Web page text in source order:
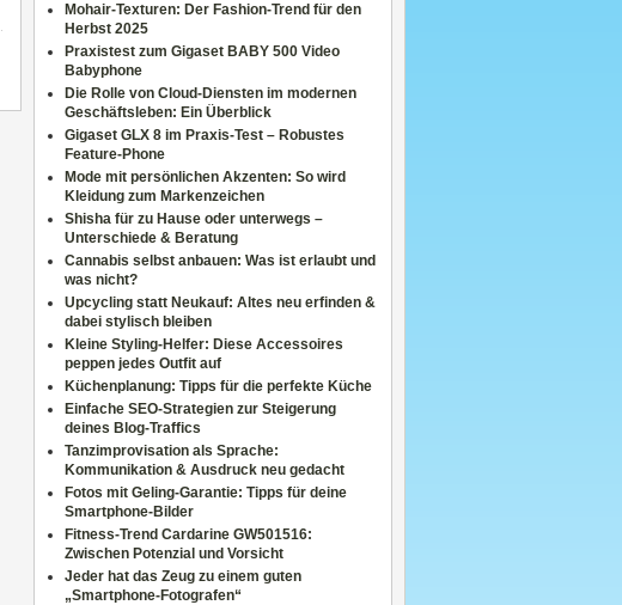
Mohair-Texturen: Der Fashion-Trend für den
Herbst 2025
Praxistest zum Gigaset BABY 500 Video
Babyphone
Die Rolle von Cloud-Diensten im modernen
Geschäftsleben: Ein Überblick
Gigaset GLX 8 im Praxis-Test – Robustes
Feature-Phone
Mode mit persönlichen Akzenten: So wird
Kleidung zum Markenzeichen
Shisha für zu Hause oder unterwegs –
Unterschiede & Beratung
Cannabis selbst anbauen: Was ist erlaubt und
was nicht?
Upcycling statt Neukauf: Altes neu erfinden &
dabei stylisch bleiben
Kleine Styling-Helfer: Diese Accessoires
peppen jedes Outfit auf
Küchenplanung: Tipps für die perfekte Küche
Einfache SEO-Strategien zur Steigerung
deines Blog-Traffics
Tanzimprovisation als Sprache:
Kommunikation & Ausdruck neu gedacht
Fotos mit Geling-Garantie: Tipps für deine
Smartphone-Bilder
Fitness-Trend Cardarine GW501516:
Zwischen Potenzial und Vorsicht
Jeder hat das Zeug zu einem guten
„Smartphone-Fotografen“